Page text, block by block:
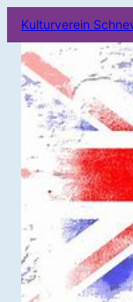
Kulturverein